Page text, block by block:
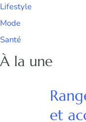
Lifestyle
Mode
Santé
À la une
et